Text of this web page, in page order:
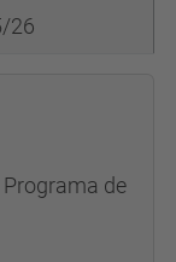
26
de